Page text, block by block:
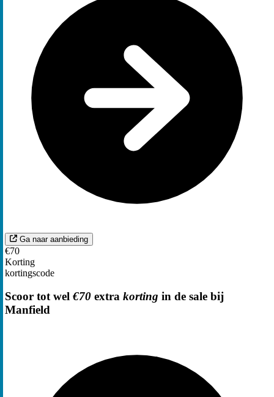
Ga naar aanbieding
€70
Korting
kortingscode
Scoor tot wel €70 extra korting in de sale bij
Manfield